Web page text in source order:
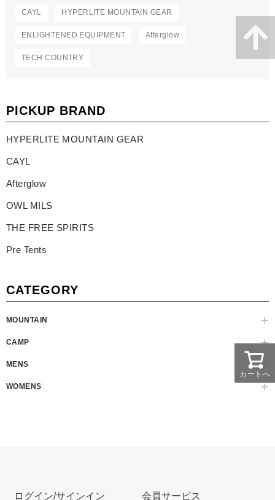
CAYL HYPERLITE MOUNTAIN GEAR
ENLIGHTENED EQUIPMENT Afterglow
TECH COUNTRY
PICKUP BRAND
HYPERLITE MOUNTAIN GEAR
CAYL
Afterglow
OWL MILS
THE FREE SPIRITS
Pre Tents
CATEGORY
MOUNTAIN
CAMP
MENS
WOMENS
カートへ
ログイン/サインイン 会員サービス